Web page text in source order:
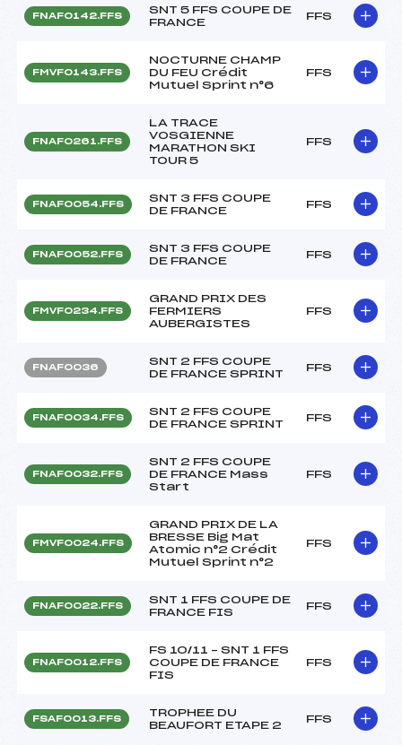
FNAF0142.FFS
SNT 5 FFS COUPE DE
FRANCE
FFS
FMVF0143.FFS
NOCTURNE CHAMP
DU FEU Crédit
Mutuel Sprint n°6
FFS
FNAF0261.FFS
LA TRACE
VOSGIENNE
MARATHON SKI
TOUR 5
FFS
FNAF0054.FFS
SNT 3 FFS COUPE
DE FRANCE
FFS
FNAF0052.FFS
SNT 3 FFS COUPE
DE FRANCE
FFS
FMVF0234.FFS
GRAND PRIX DES
FERMIERS
AUBERGISTES
FFS
FNAF0036
SNT 2 FFS COUPE
DE FRANCE SPRINT
FFS
FNAF0034.FFS
SNT 2 FFS COUPE
DE FRANCE SPRINT
FFS
FNAF0032.FFS
SNT 2 FFS COUPE
DE FRANCE Mass
Start
FFS
FMVF0024.FFS
GRAND PRIX DE LA
BRESSE Big Mat
Atomic n°2 Crédit
Mutuel Sprint n°2
FFS
FNAF0022.FFS
SNT 1 FFS COUPE DE
FRANCE FIS
FFS
FNAF0012.FFS
FS 10/11 – SNT 1 FFS
COUPE DE FRANCE
FIS
FFS
FSAF0013.FFS
TROPHEE DU
BEAUFORT ETAPE 2
FFS